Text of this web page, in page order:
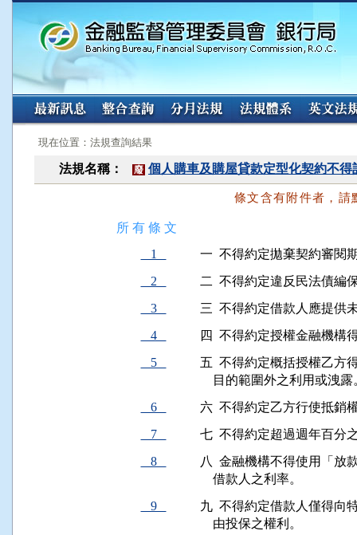
:::
現在位置：法規查詢結果
法規名稱： 廢 個人購車及購屋貸款定型化契約不得
條文含有附件者，請
所 有 條 文
1
一  不得約定拋棄契約審閱
2
二  不得約定違反民法債編
3
三  不得約定借款人應提供
4
四  不得約定授權金融機構
5
五  不得約定概括授權乙方
目的範圍外之利用或洩露
6
六  不得約定乙方行使抵銷
7
七  不得約定超過週年百分
8
八  金融機構不得使用「放
    借款人之利率。
9
九  不得約定借款人僅得向
    由投保之權利。